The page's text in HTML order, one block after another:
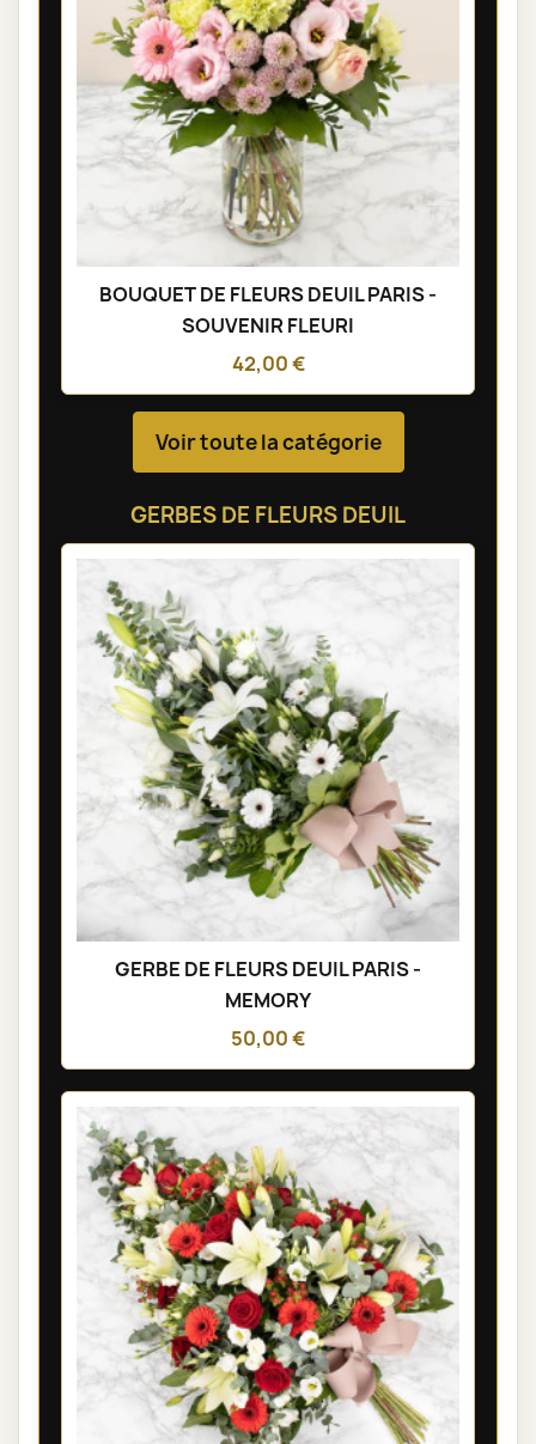
BOUQUET DE FLEURS DEUIL PARIS -
SOUVENIR FLEURI
42,00 €
Voir toute la catégorie
GERBES DE FLEURS DEUIL
GERBE DE FLEURS DEUIL PARIS -
MEMORY
50,00 €